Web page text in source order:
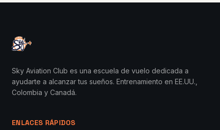
Sky Aviation Club es una escuela de vuelo dedicada a
ayudarte a alcanzar tus sueños. Entrenamiento en EE.UU.,
Colombia y Canadá.
ENLACES RÁPIDOS